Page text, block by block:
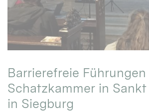
Barrierefreie
Schatzkammer in
in Siegburg